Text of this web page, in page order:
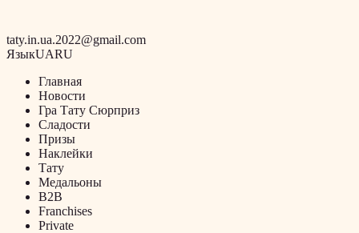
taty.in.ua.2022@gmail.com
ЯзыкUARU
Главная
Новости
Гра Тату Сюрприз
Сладости
Призы
Наклейки
Тату
Медальоны
B2B
Franchises
Private